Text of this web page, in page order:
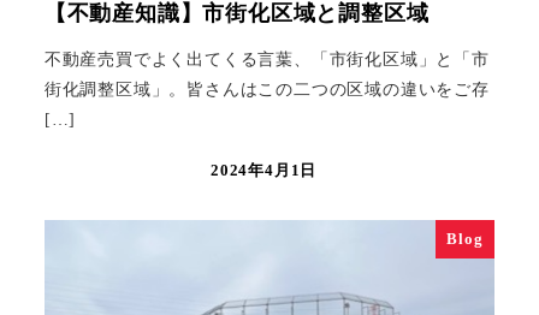
【不動産知識】市街化区域と調整区域
不動産売買でよく出てくる言葉、「市街化区域」と「市
街化調整区域」。皆さんはこの二つの区域の違いをご存
[…]
2024年4月1日
Blog